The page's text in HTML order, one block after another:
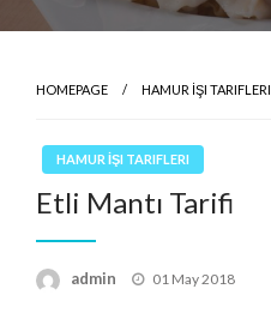
HOMEPAGE HAMUR İŞI TARIFLERI
HAMUR İŞI TARIFLERI
Etli Mantı Tarifi
admin
Posted
01 May 2018